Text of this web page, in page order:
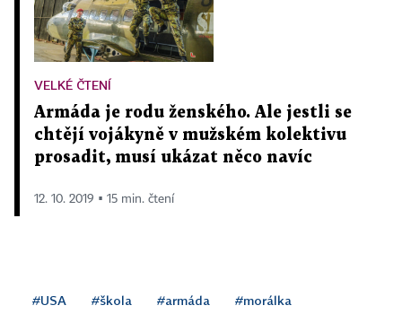
VELKÉ ČTENÍ
Armáda je rodu ženského. Ale jestli se
chtějí vojákyně v mužském kolektivu
prosadit, musí ukázat něco navíc
12. 10. 2019 ▪ 15 min. čtení
#USA #škola #armáda #morálka